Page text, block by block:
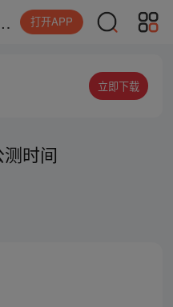
心公测时间 打开APP
立即下载
时间